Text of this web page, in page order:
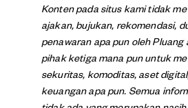
Konten pada situs kami tidak
ajakan, bujukan, rekomendasi,
penawaran apa pun oleh
pihak ketiga mana pun untuk
sekuritas, komoditas, aset
keuangan apa pun. Semua